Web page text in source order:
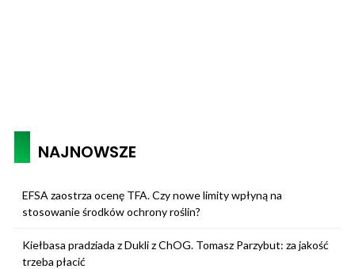
NAJNOWSZE
EFSA zaostrza ocenę TFA. Czy nowe limity wpłyną na
stosowanie środków ochrony roślin?
Kiełbasa pradziada z Dukli z ChOG. Tomasz Parzybut: za jakość
trzeba płacić